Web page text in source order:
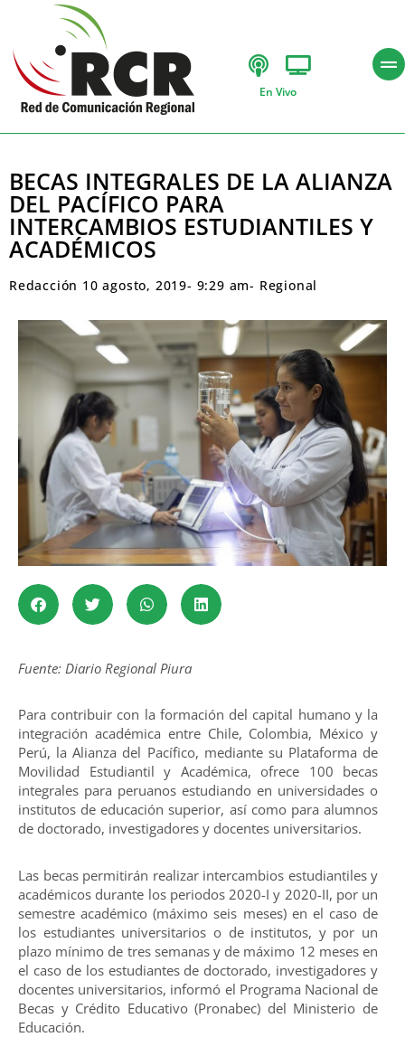
En Vivo
BECAS INTEGRALES DE LA ALIANZA
DEL PACÍFICO PARA
INTERCAMBIOS ESTUDIANTILES Y
ACADÉMICOS
Redacción 10 agosto, 2019- 9:29 am- Regional
Fuente: Diario Regional Piura
Para contribuir con la formación del capital humano y la
integración académica entre Chile, Colombia, México y
Perú, la Alianza del Pacífico, mediante su Plataforma de
Movilidad Estudiantil y Académica, ofrece 100 becas
integrales para peruanos estudiando en universidades o
institutos de educación superior, así como para alumnos
de doctorado, investigadores y docentes universitarios.
Las becas permitirán realizar intercambios estudiantiles y
académicos durante los periodos 2020-I y 2020-II, por un
semestre académico (máximo seis meses) en el caso de
los estudiantes universitarios o de institutos, y por un
plazo mínimo de tres semanas y de máximo 12 meses en
el caso de los estudiantes de doctorado, investigadores y
docentes universitarios, informó el Programa Nacional de
Becas y Crédito Educativo (Pronabec) del Ministerio de
Educación.